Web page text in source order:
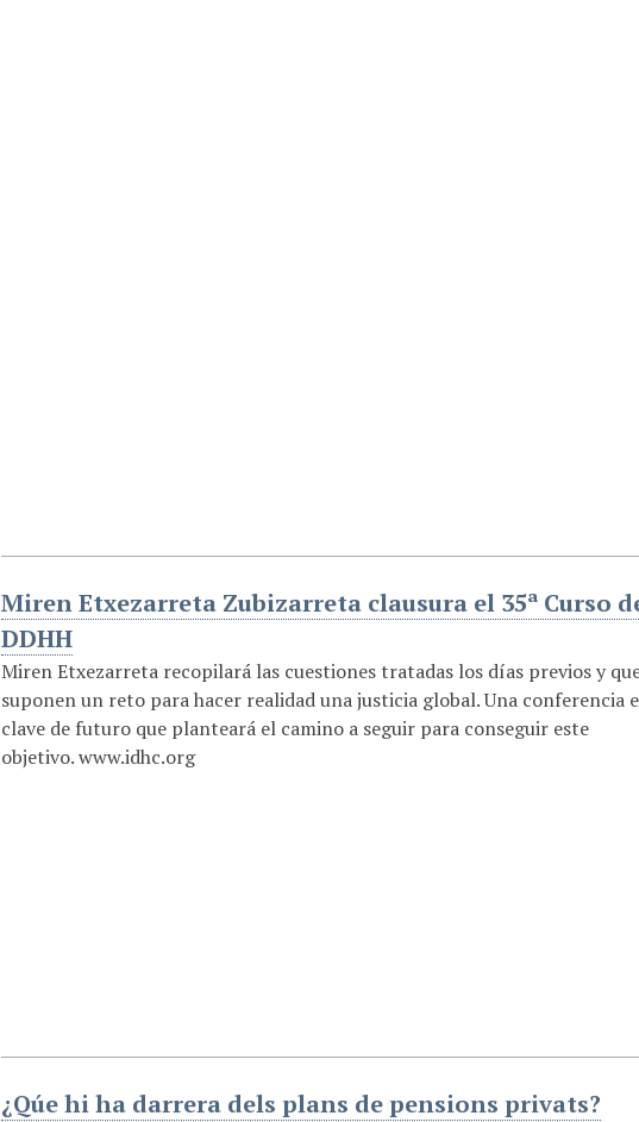
Miren Etxezarreta Zubizarreta clausura el 35ª Curso
DDHH
Miren Etxezarreta recopilará las cuestiones tratadas los días previos y
suponen un reto para hacer realidad una justicia global. Una conferencia
clave de futuro que planteará el camino a seguir para conseguir este
objetivo. www.idhc.org
¿Qúe hi ha darrera dels plans de pensions privats?